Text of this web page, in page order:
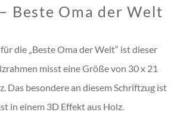
Beste Oma der Welt
die „Beste Oma der Welt“ ist dieser
misst eine Größe von 30 x 21
Das besondere an diesem Schriftzug ist
in einem 3D Effekt aus Holz.